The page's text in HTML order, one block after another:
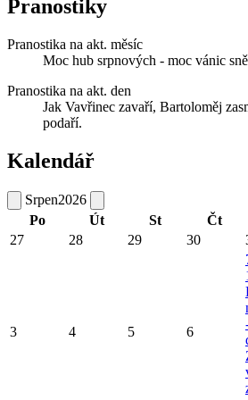
Pranostiky
Pranostika na akt. měsíc
Moc hub srpnových - moc vánic
Pranostika na akt. den
Jak Vavřinec zavaří, Bartoloměj
podaří.
Kalendář
Srpen2026
Po
Út St Čt
27
28 29 30
3 4 5 6